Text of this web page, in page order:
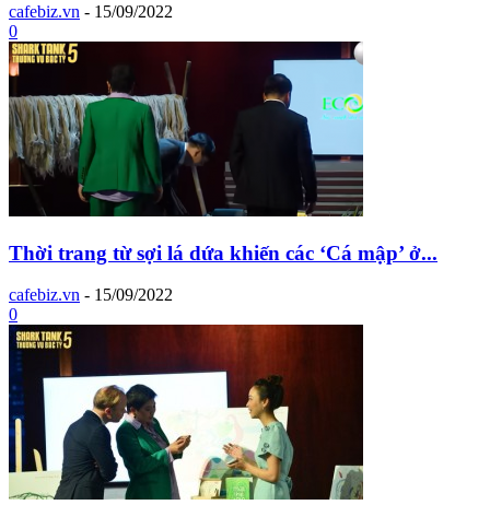
cafebiz.vn - 15/09/2022
0
Thời trang từ sợi lá dứa khiến các ‘Cá mập’ ở...
cafebiz.vn - 15/09/2022
0